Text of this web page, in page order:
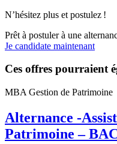
N’hésitez plus et postulez !
Prêt à postuler à une
Je candidate maintenant
Ces offres pourraient
MBA Gestion de Patrimoine
Alternance -
Patrimoine –